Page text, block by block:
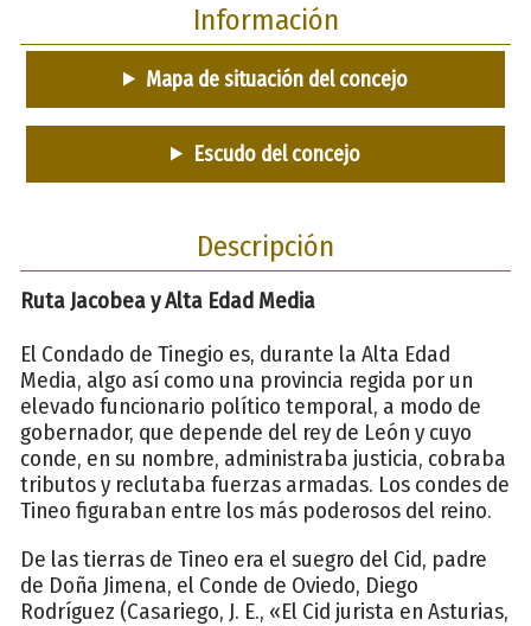
Información
Mapa de situación del concejo
Escudo del concejo
Descripción
Ruta Jacobea y Alta Edad Media
El Condado de Tinegio es, durante la Alta Edad
Media, algo así como una provincia regida por un
elevado funcionario político temporal, a modo de
gobernador, que depende del rey de León y cuyo
conde, en su nombre, administraba justicia, cobraba
tributos y reclutaba fuerzas armadas. Los condes de
Tineo figuraban entre los más poderosos del reino.
De las tierras de Tineo era el suegro del Cid, padre
de Doña Jimena, el Conde de Oviedo, Diego
Rodríguez (Casariego, J. E., «El Cid jurista en Asturias,